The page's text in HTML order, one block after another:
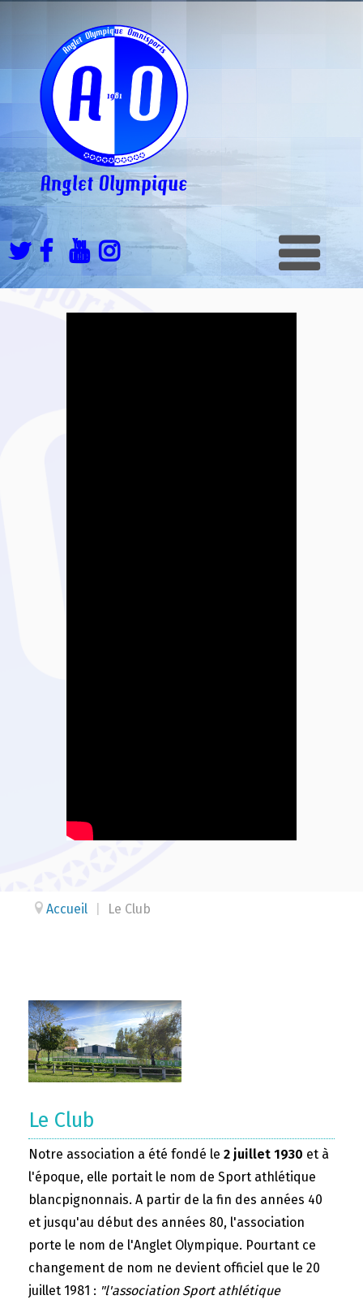
Accueil Le Club
Le Club
Notre association a été fondé le 2 juillet 1930 et à
l'époque, elle portait le nom de Sport athlétique
blancpignonnais. A partir de la fin des années 40
et jusqu'au début des années 80, l'association
porte le nom de l'Anglet Olympique. Pourtant ce
changement de nom ne devient officiel que le 20
juillet 1981 : "l'association Sport athlétique